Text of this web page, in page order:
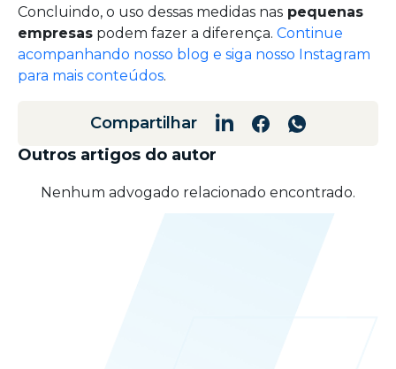
Concluindo, o uso dessas medidas nas pequenas
empresas podem fazer a diferença. Continue
acompanhando nosso blog e siga nosso Instagram
para mais conteúdos.
Compartilhar
Outros artigos do autor
Nenhum advogado relacionado encontrado.